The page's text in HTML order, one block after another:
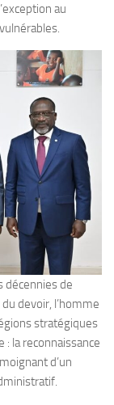
au
décennies de
devoir, l’homme
stratégiques
: la reconnaissance
d’un